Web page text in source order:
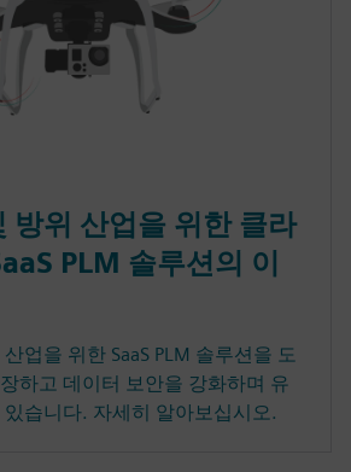
방위 산업을 위한 클라
PLM 솔루션의 이
업을 위한 SaaS PLM 솔루션을 도
하고 데이터 보안을 강화하며 유
습니다. 자세히 알아보십시오.